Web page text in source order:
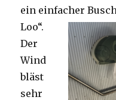
ein einfacher
Loo“.
Der
Wind
bläst
sehr